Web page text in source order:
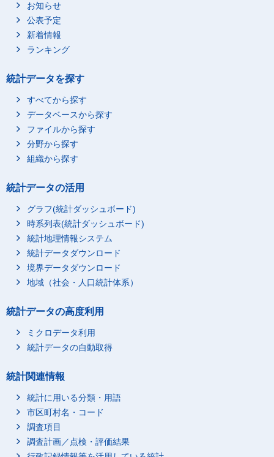
お知らせ
公表予定
新着情報
ランキング
統計データを探す
すべてから探す
データベースから探す
ファイルから探す
分野から探す
組織から探す
統計データの活用
グラフ(統計ダッシュボード)
時系列表(統計ダッシュボード)
統計地理情報システム
統計データダウンロード
境界データダウンロード
地域（社会・人口統計体系）
統計データの高度利用
ミクロデータ利用
統計データの自動取得
統計関連情報
統計に用いる分類・用語
市区町村名・コード
調査項目
調査計画／点検・評価結果